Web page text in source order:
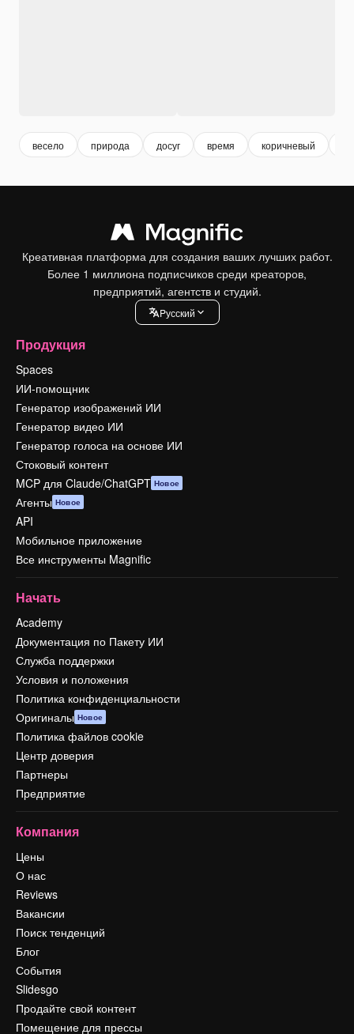
весело природа досуг время коричневый
Креативная платформа для создания ваших лучших работ.
Более 1 миллиона подписчиков среди креаторов,
предприятий, агентств и студий.
Pусский
Продукция
Spaces
ИИ-помощник
Генератор изображений ИИ
Генератор видео ИИ
Генератор голоса на основе ИИ
Стоковый контент
MCP для Claude/ChatGPT Новое
Агенты Новое
API
Мобильное приложение
Все инструменты Magnific
Начать
Academy
Документация по Пакету ИИ
Служба поддержки
Условия и положения
Политика конфиденциальности
Оригиналы Новое
Политика файлов cookie
Центр доверия
Партнеры
Предприятие
Компания
Цены
О нас
Reviews
Вакансии
Поиск тенденций
Блог
События
Slidesgo
Продайте свой контент
Помещение для прессы